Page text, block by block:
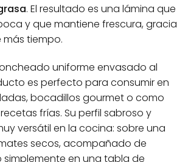
. El resultado es una lámina que
y que mantiene frescura, gracia
tiempo.
uniforme envasado al
es perfecto para consumir en
bocadillos gourmet o como
frías. Su perfil sabroso y
versátil en la cocina: sobre una
secos, acompañado de
en una tabla de